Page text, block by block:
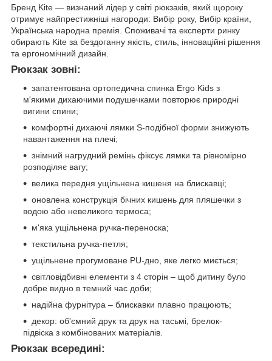
Бренд Kite — визнаний лідер у світі рюкзаків, який щороку
отримує найпрестижніші нагороди: Вибір року, Вибір країни,
Українська народна премія. Споживачі та експерти ринку
обирають Kite за бездоганну якість, стиль, інноваційні рішення
та ергономічний дизайн.
Рюкзак зовні:
запатентована ортопедична спинка Ergo Kids з
м'якими дихаючими подушечками повторює природні
вигини спини;
комфортні дихаючі лямки S-подібної форми знижують
навантаження на плечі;
знімний нагрудний ремінь фіксує лямки та рівномірно
розподіляє вагу;
велика передня ущільнена кишеня на блискавці;
оновлена конструкція бічних кишень для пляшечки з
водою або невеликого термоса;
м'яка ущільнена ручка-переноска;
текстильна ручка-петля;
ущільнене прогумоване PU-дно, яке легко миється;
світловідбивні елементи з 4 сторін – щоб дитину було
добре видно в темний час доби;
надійна фурнітура – блискавки плавно працюють;
декор: об'ємний друк та друк на тасьмі, брелок-
підвіска з комбінованих матеріалів.
Рюкзак всередині: